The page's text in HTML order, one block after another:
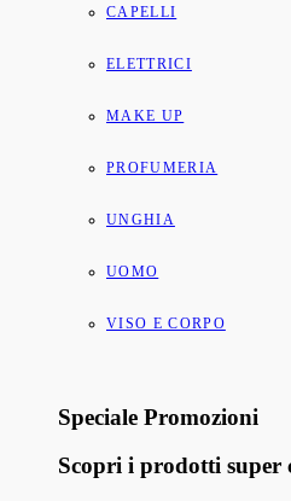
CAPELLI
ELETTRICI
MAKE UP
PROFUMERIA
UNGHIA
UOMO
VISO E CORPO
Speciale Promozioni
Scopri i prodotti super